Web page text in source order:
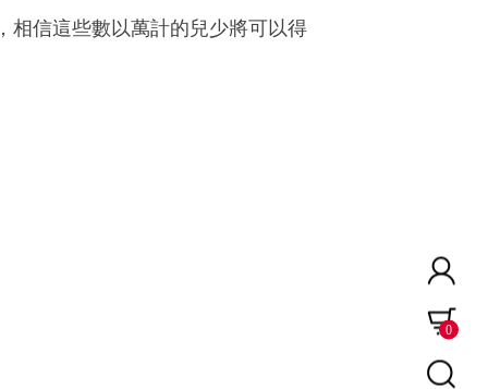
相信這些數以萬計的兒少將可以得
0